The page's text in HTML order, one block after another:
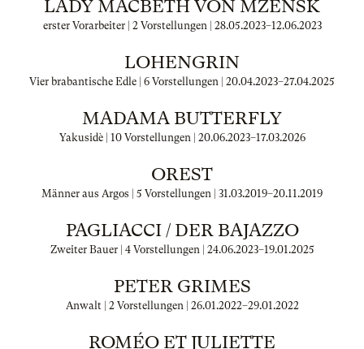
LADY MACBETH VON MZENSK
erster Vorarbeiter | 2 Vorstellungen | 28.05.2023–12.06.2023
LOHENGRIN
Vier brabantische Edle | 6 Vorstellungen | 20.04.2023–27.04.2025
MADAMA BUTTERFLY
Yakusidè | 10 Vorstellungen | 20.06.2023–17.03.2026
OREST
Männer aus Argos | 5 Vorstellungen | 31.03.2019–20.11.2019
PAGLIACCI / DER BAJAZZO
Zweiter Bauer | 4 Vorstellungen | 24.06.2023–19.01.2025
PETER GRIMES
Anwalt | 2 Vorstellungen | 26.01.2022–29.01.2022
ROMÉO ET JULIETTE